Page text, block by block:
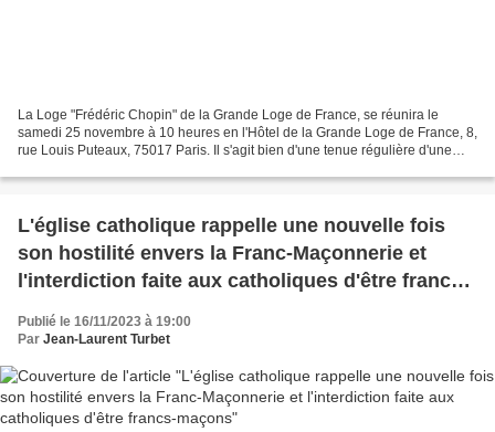
La Loge "Frédéric Chopin" de la Grande Loge de France, se réunira le
samedi 25 novembre à 10 heures en l'Hôtel de la Grande Loge de France, 8,
rue Louis Puteaux, 75017 Paris. Il s'agit bien d'une tenue régulière d'une
L'église catholique rappelle une nouvelle fois
son hostilité envers la Franc-Maçonnerie et
l'interdiction faite aux catholiques d'être francs-
maçons
Publié le 16/11/2023 à 19:00
Par Jean-Laurent Turbet